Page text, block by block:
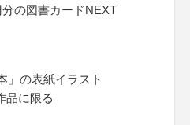
の図書カードNEXT
」の表紙イラスト
品に限る